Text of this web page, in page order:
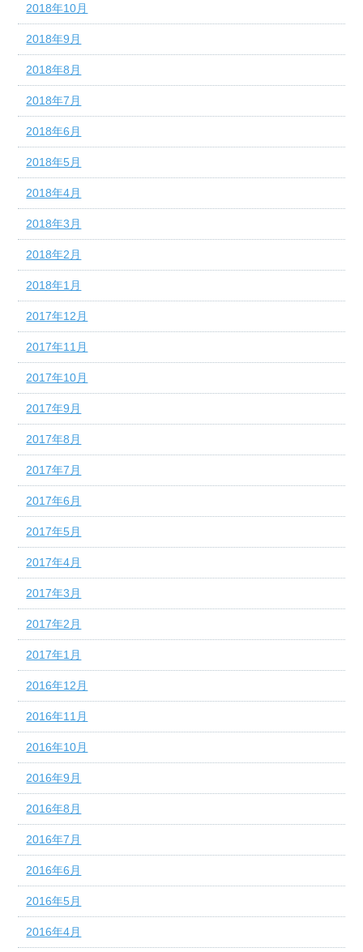
2018年10月
2018年9月
2018年8月
2018年7月
2018年6月
2018年5月
2018年4月
2018年3月
2018年2月
2018年1月
2017年12月
2017年11月
2017年10月
2017年9月
2017年8月
2017年7月
2017年6月
2017年5月
2017年4月
2017年3月
2017年2月
2017年1月
2016年12月
2016年11月
2016年10月
2016年9月
2016年8月
2016年7月
2016年6月
2016年5月
2016年4月